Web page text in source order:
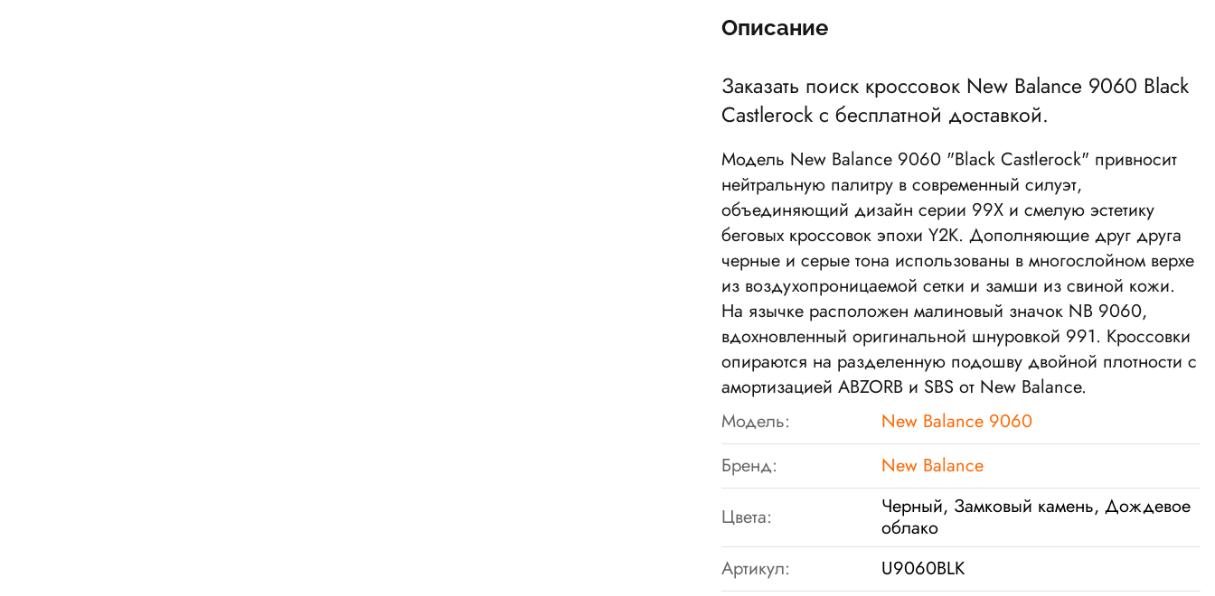
Описание
Заказать поиск кроссовок New Balance 9060 Black
Castlerock с бесплатной доставкой.
Модель New Balance 9060 "Black Castlerock" привносит
нейтральную палитру в современный силуэт,
объединяющий дизайн серии 99X и смелую эстетику
беговых кроссовок эпохи Y2K. Дополняющие друг друга
черные и серые тона использованы в многослойном верхе
из воздухопроницаемой сетки и замши из свиной кожи.
На язычке расположен малиновый значок NB 9060,
вдохновленный оригинальной шнуровкой 991. Кроссовки
опираются на разделенную подошву двойной плотности с
амортизацией ABZORB и SBS от New Balance.
Модель:
New Balance 9060
Бренд:
New Balance
Цвета:
Черный, Замковый камень, Дождевое
облако
Артикул:
U9060BLK